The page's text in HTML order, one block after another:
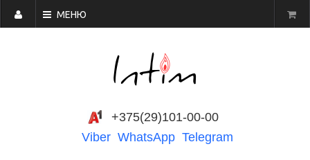
МЕНЮ
+375(29)101-00-00
Viber WhatsApp Telegram